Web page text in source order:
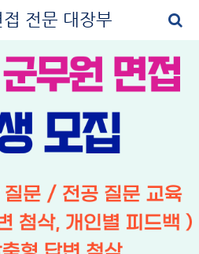
전문 대장부